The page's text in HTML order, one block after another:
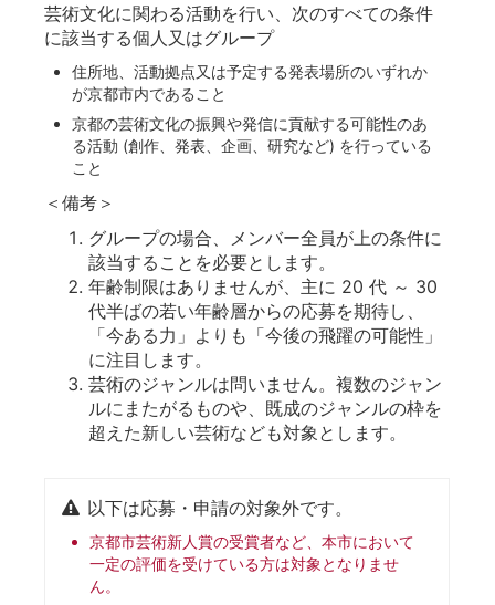
芸術文化に関わる活動を行い、次のすべての条件
に該当する個人又はグループ
住所地、活動拠点又は予定する発表場所のいずれか
が京都市内であること
京都の芸術文化の振興や発信に貢献する可能性のあ
る活動 (創作、発表、企画、研究など) を行っている
こと
＜備考＞
グループの場合、メンバー全員が上の条件に
該当することを必要とします。
年齢制限はありませんが、主に 20 代 ～ 30
代半ばの若い年齢層からの応募を期待し、
「今ある力」よりも「今後の飛躍の可能性」
に注目します。
芸術のジャンルは問いません。複数のジャン
ルにまたがるものや、既成のジャンルの枠を
超えた新しい芸術なども対象とします。
以下は応募・申請の対象外です。
京都市芸術新人賞の受賞者など、本市において
一定の評価を受けている方は対象となりませ
ん。